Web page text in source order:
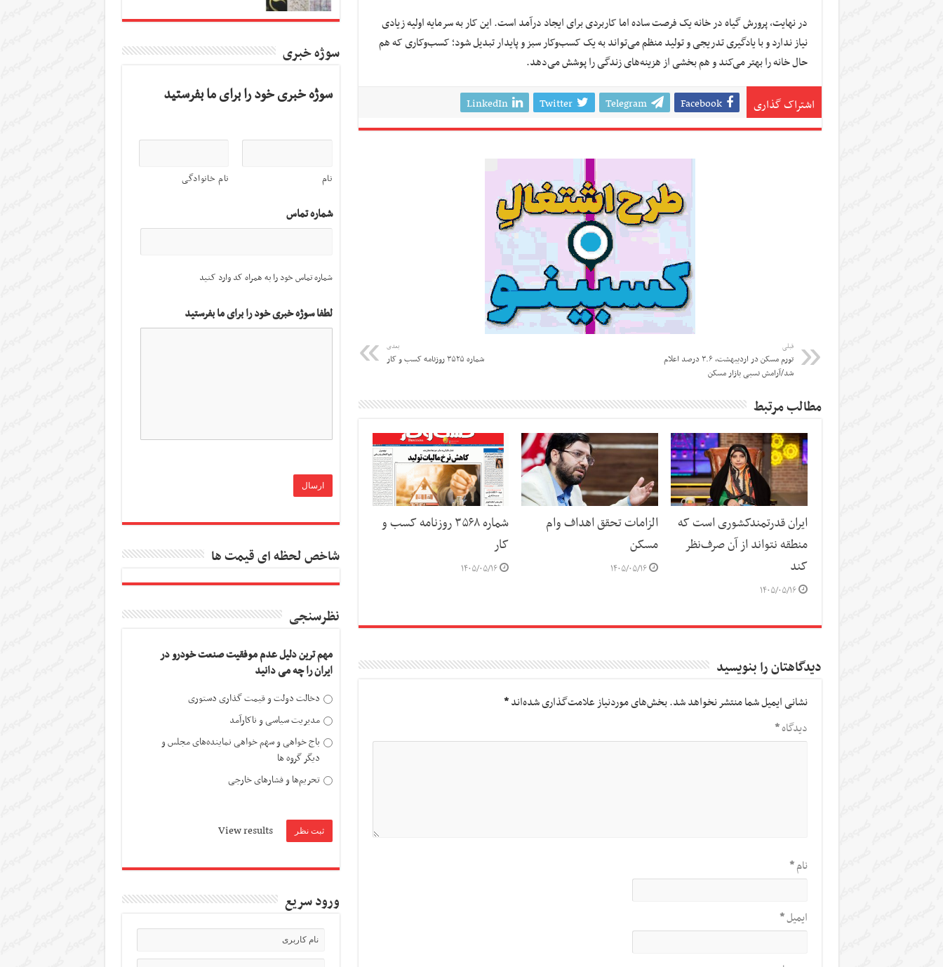
در نهایت، پرورش گیاه در خانه یک فرصت ساده اما کاربردی برای ایجاد درآمد است. این کار به سرمایه اولیه زیادی
نیاز ندارد و با یادگیری تدریجی و تولید منظم می‌تواند به یک کسب‌وکار سبز و پایدار تبدیل شود؛ کسب‌وکاری که هم
حال خانه را بهتر می‌کند و هم بخشی از هزینه‌های زندگی را پوشش می‌دهد.
اشتراک گذاری Facebook
Telegram
Twitter
LinkedIn
قبلی
تورم مسکن در اردیبهشت، ۳.۶ درصد اعلام
شد/آرامش نسبی بازار مسکن
بعدی
شماره ۳۵۲۵ روزنامه کسب و کار
مطالب مرتبط
ایران قدرتمندکشوری است که
منطقه نتواند از آن صرف‌نظر
کند
۱۴۰۵/۰۵/۱۶
الزامات تحقق اهداف وام
مسکن
۱۴۰۵/۰۵/۱۶
شماره ۳۵۶۸ روزنامه کسب و
کار
۱۴۰۵/۰۵/۱۶
دیدگاهتان را بنویسید
نشانی ایمیل شما منتشر نخواهد شد.بخش‌های موردنیاز علامت‌گذاری شده‌اند*
دیدگاه*
نام*
ایمیل*
سوژه خبری
سوژه خبری خود را برای ما بفرستید
نام نام خانوادگی
شماره تماس
شماره تماس خود را به همراه کد وارد کنید
لطفا سوژه خبری خود را برای ما بفرستید
شاخص لحظه ای قیمت ها
نظرسنجی
مهم ترین دلیل عدم موفقیت صنعت خودرو در
ایران را چه می دانید
دخالت دولت و قیمت گذاری دستوری
مدیریت سیاسی و ناکارآمد
باج خواهی و سهم خواهی نماینده‌های مجلس و
دیگر گروه ها
تحریم‌ها و فشارهای خارجی
View results
ورود سریع